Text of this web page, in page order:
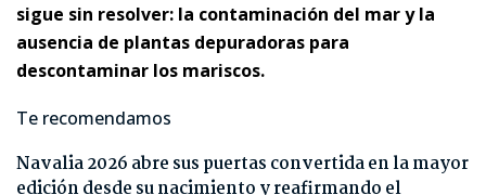
sigue sin resolver: la contaminación del mar y la
ausencia de plantas depuradoras para
descontaminar los mariscos.
Te recomendamos
Navalia 2026 abre sus puertas convertida en la mayor
edición desde su nacimiento y reafirmando el